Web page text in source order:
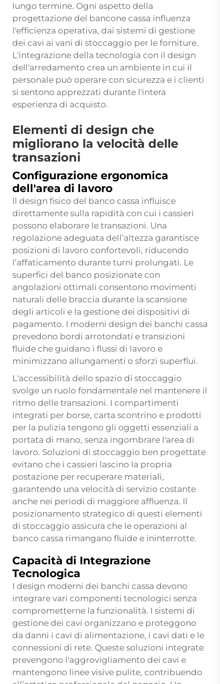
lungo termine. Ogni aspetto della
progettazione del bancone cassa influenza
l'efficienza operativa, dai sistemi di gestione
dei cavi ai vani di stoccaggio per le forniture.
L'integrazione della tecnologia con il design
dell'arredamento crea un ambiente in cui il
personale può operare con sicurezza e i clienti
si sentono apprezzati durante l'intera
esperienza di acquisto.
Elementi di design che
migliorano la velocità delle
transazioni
Configurazione ergonomica
dell'area di lavoro
Il design fisico del banco cassa influisce
direttamente sulla rapidità con cui i cassieri
possono elaborare le transazioni. Una
regolazione adeguata dell’altezza garantisce
posizioni di lavoro confortevoli, riducendo
l’affaticamento durante turni prolungati. Le
superfici del banco posizionate con
angolazioni ottimali consentono movimenti
naturali delle braccia durante la scansione
degli articoli e la gestione dei dispositivi di
pagamento. I moderni design dei banchi cassa
prevedono bordi arrotondati e transizioni
fluide che guidano i flussi di lavoro e
minimizzano allungamenti o sforzi superflui.
L'accessibilità dello spazio di stoccaggio
svolge un ruolo fondamentale nel mantenere il
ritmo delle transazioni. I compartimenti
integrati per borse, carta scontrino e prodotti
per la pulizia tengono gli oggetti essenziali a
portata di mano, senza ingombrare l'area di
lavoro. Soluzioni di stoccaggio ben progettate
evitano che i cassieri lascino la propria
postazione per recuperare materiali,
garantendo una velocità di servizio costante
anche nei periodi di maggiore affluenza. Il
posizionamento strategico di questi elementi
di stoccaggio assicura che le operazioni al
banco cassa rimangano fluide e ininterrotte.
Capacità di Integrazione
Tecnologica
I design moderni dei banchi cassa devono
integrare vari componenti tecnologici senza
comprometterne la funzionalità. I sistemi di
gestione dei cavi organizzano e proteggono
da danni i cavi di alimentazione, i cavi dati e le
connessioni di rete. Queste soluzioni integrate
prevengono l'aggrovigliamento dei cavi e
mantengono linee visive pulite, contribuendo